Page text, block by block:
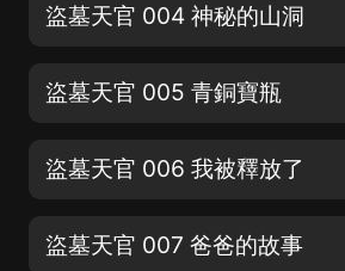
盜墓天官 004 神秘的山洞
盜墓天官 005 青銅寶瓶
盜墓天官 006 我被釋放了
盜墓天官 007 爸爸的故事